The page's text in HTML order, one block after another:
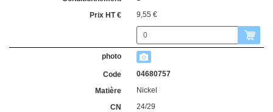
9,55 €
04680757
Nickel
24/29